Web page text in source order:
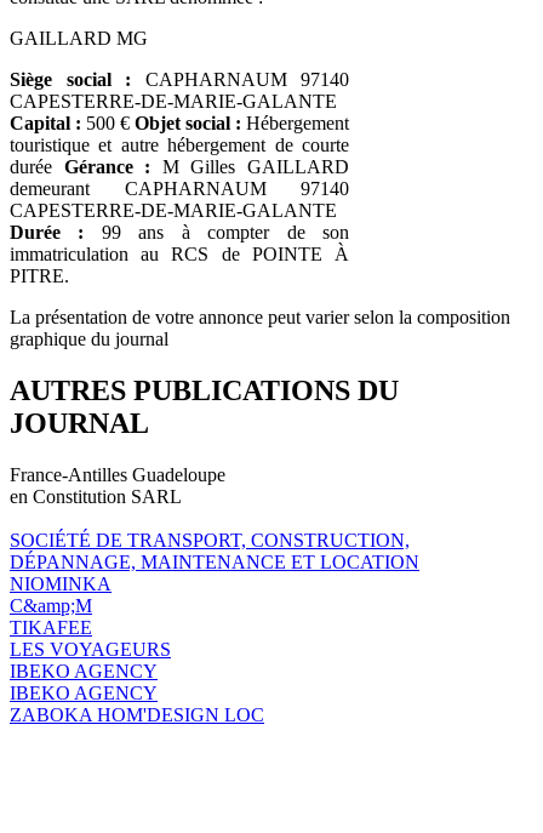
GAILLARD MG
Siège social : CAPHARNAUM 97140
CAPESTERRE-DE-MARIE-GALANTE
Capital : 500 € Objet social : Hébergement
touristique et autre hébergement de courte
durée Gérance : M Gilles GAILLARD
demeurant CAPHARNAUM 97140
CAPESTERRE-DE-MARIE-GALANTE
Durée : 99 ans à compter de son
immatriculation au RCS de POINTE À
PITRE.
La présentation de votre annonce peut varier selon la composition
graphique du journal
AUTRES PUBLICATIONS DU
JOURNAL
France-Antilles Guadeloupe
en Constitution SARL
SOCIÉTÉ DE TRANSPORT, CONSTRUCTION,
DÉPANNAGE, MAINTENANCE ET LOCATION
NIOMINKA
C&amp;M
TIKAFEE
LES VOYAGEURS
IBEKO AGENCY
IBEKO AGENCY
ZABOKA HOM'DESIGN LOC